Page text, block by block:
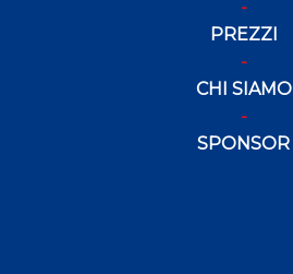
PREZZI
CHI SIAMO
SPONSOR